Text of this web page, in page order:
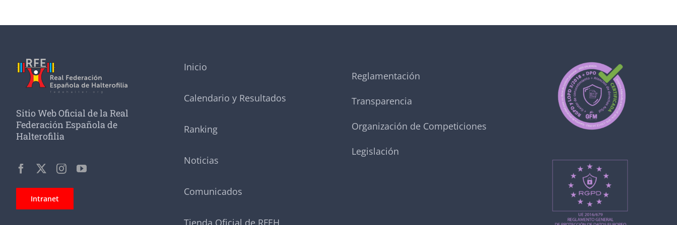
Sitio Web Oficial de la Real
Federación Española de
Halterofilia
Intranet
Inicio
Calendario y Resultados
Ranking
Noticias
Comunicados
Tienda Oficial de RFEH
Reglamentación
Transparencia
Organización de Competiciones
Legislación